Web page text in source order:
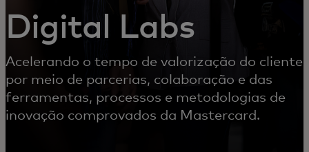
Digital Labs
Acelerando o tempo de valorização do cliente
por meio de parcerias, colaboração e das
ferramentas, processos e metodologias de
inovação comprovados da Mastercard.